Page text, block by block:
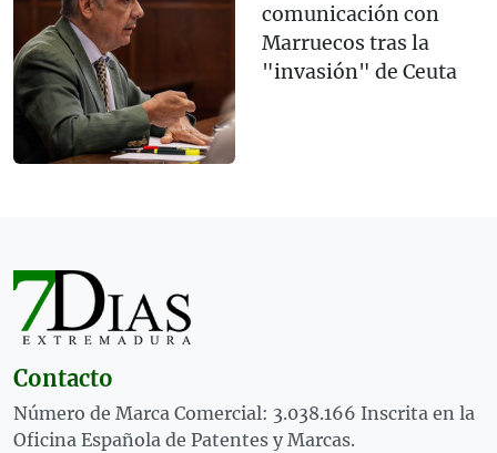
comunicación con
Marruecos tras la
"invasión" de Ceuta
Contacto
Número de Marca Comercial: 3.038.166 Inscrita en la
Oficina Española de Patentes y Marcas.